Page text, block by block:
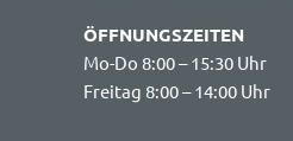
ÖFFNUNGSZEITEN
Mo-Do 8:00 – 15:30 Uhr
Freitag 8:00 – 14:00 Uhr